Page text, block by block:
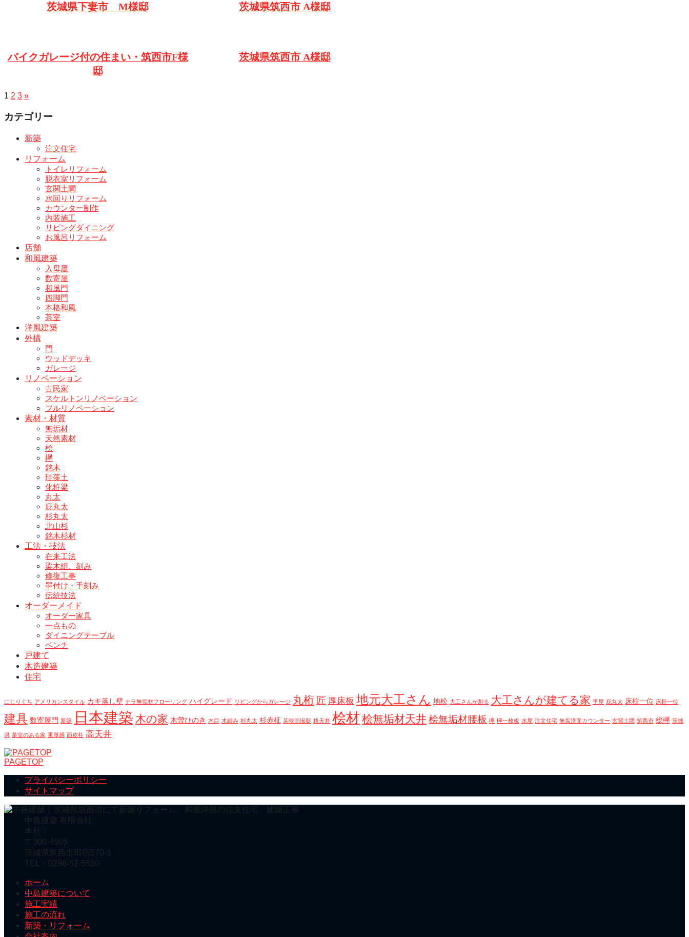
茨城県下妻市 M様邸 茨城県筑西市 A様邸
バイクガレージ付の住まい・筑西市F様
邸
茨城県筑西市 A様邸
1 2 3 »
カテゴリー
新築
注文住宅
リフォーム
トイレリフォーム
脱衣室リフォーム
玄関土間
水回りリフォーム
カウンター制作
内装施工
リビングダイニング
お風呂リフォーム
店舗
和風建築
入母屋
数寄屋
和風門
四脚門
本格和風
茶室
洋風建築
外構
門
ウッドデッキ
ガレージ
リノベーション
古民家
スケルトンリノベーション
フルリノベーション
素材・材質
無垢材
天然素材
桧
欅
銘木
珪藻土
化粧梁
丸太
庇丸太
杉丸太
北山杉
銘木杉材
工法・技法
在来工法
梁木組、刻み
修復工事
墨付け・手刻み
伝統技法
オーダーメイド
オーダー家具
一点もの
ダイニングテーブル
ベンチ
戸建て
木造建築
住宅
にじりぐち アメリカンスタイル カキ落し壁 ナラ無垢材フローリング ハイグレード リビングからガレージ 丸桁 匠 厚床板 地元大工さん 地松 大工さんが創る 大工さんが建てる家 平屋 庇丸太 床柱一位 床框一位
建具 数寄屋門 新築 日本建築 木の家 木曽ひのき 木目 木組み 杉丸太 杉赤柾 某映画撮影 格天井 桧材 桧無垢材天井桧無垢材腰板 欅 欅一枚板 水屋 注文住宅 無垢洗面カウンター 玄関土間 筑西市 総欅 茨城
県 茶室のある家 重厚感 面皮柱 高天井
PAGETOP
プライバシーポリシー
サイトマップ
中島建築 有限会社
本社：
〒300-4505
茨城県筑西市田宿570-1
TEL：0296-52-5530
ホーム
中島建築について
施工実績
施工の流れ
新築・リフォーム